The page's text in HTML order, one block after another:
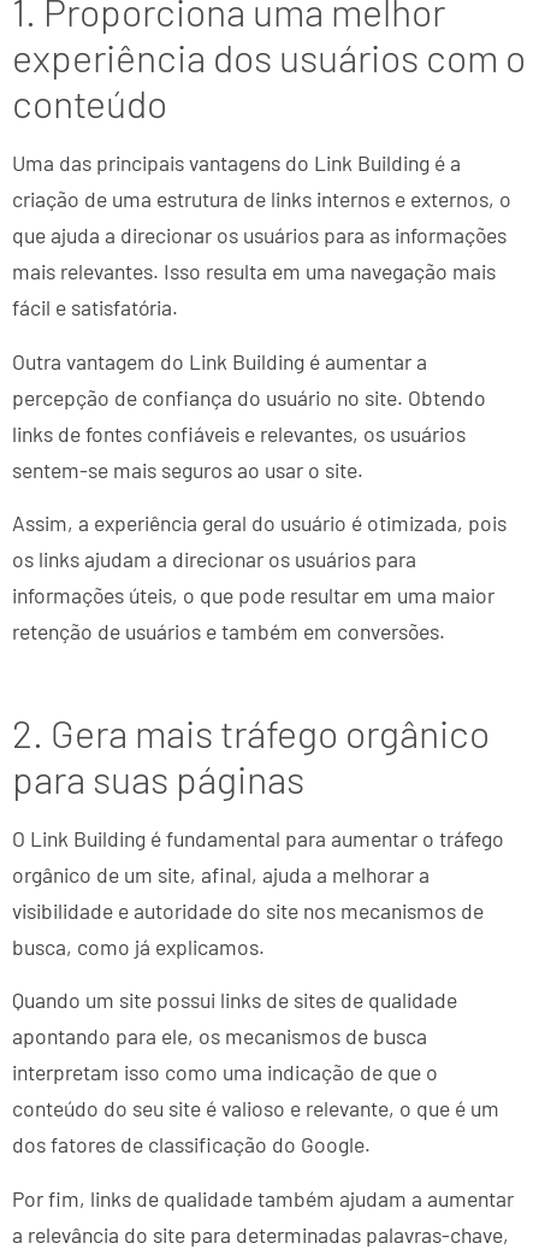
1. Proporciona uma melhor
experiência dos usuários com o
conteúdo
Uma das principais vantagens do Link Building é a
criação de uma estrutura de links internos e externos, o
que ajuda a direcionar os usuários para as informações
mais relevantes. Isso resulta em uma navegação mais
fácil e satisfatória.
Outra vantagem do Link Building é aumentar a
percepção de confiança do usuário no site. Obtendo
links de fontes confiáveis e relevantes, os usuários
sentem-se mais seguros ao usar o site.
Assim, a experiência geral do usuário é otimizada, pois
os links ajudam a direcionar os usuários para
informações úteis, o que pode resultar em uma maior
retenção de usuários e também em conversões.
2. Gera mais tráfego orgânico
para suas páginas
O Link Building é fundamental para aumentar o tráfego
orgânico de um site, afinal, ajuda a melhorar a
visibilidade e autoridade do site nos mecanismos de
busca, como já explicamos.
Quando um site possui links de sites de qualidade
apontando para ele, os mecanismos de busca
interpretam isso como uma indicação de que o
conteúdo do seu site é valioso e relevante, o que é um
dos fatores de classificação do Google.
Por fim, links de qualidade também ajudam a aumentar
a relevância do site para determinadas palavras-chave,